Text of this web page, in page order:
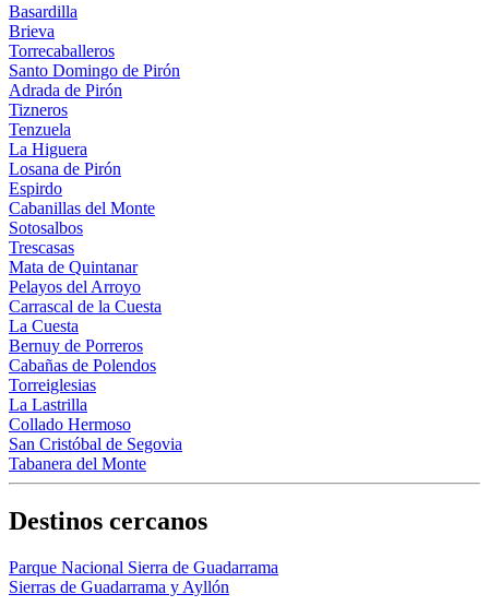
Basardilla
Brieva
Torrecaballeros
Santo Domingo de Pirón
Adrada de Pirón
Tizneros
Tenzuela
La Higuera
Losana de Pirón
Espirdo
Cabanillas del Monte
Sotosalbos
Trescasas
Mata de Quintanar
Pelayos del Arroyo
Carrascal de la Cuesta
La Cuesta
Bernuy de Porreros
Cabañas de Polendos
Torreiglesias
La Lastrilla
Collado Hermoso
San Cristóbal de Segovia
Tabanera del Monte
Destinos cercanos
Parque Nacional Sierra de Guadarrama
Sierras de Guadarrama y Ayllón